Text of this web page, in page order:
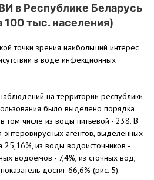
в Республике Беларусь
100 тыс. населения)
точки зрения наибольший интерес
в воде инфекционных
на территории республики
было выделено порядка
числе из воды питьевой - 238. В
агентов, выделенных
25,16%, из воды водоисточников -
водоемов - 7,4%, из сточных вод,
достиг 66,6% (рис. 5).